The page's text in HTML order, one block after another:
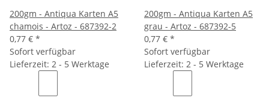
200gm - Antiqua Karten A5
chamois - Artoz - 687392-2
0,77 € *
Sofort verfügbar
Lieferzeit: 2 - 5 Werktage
200gm - Antiqua Karten A5
grau - Artoz - 687392-5
0,77 € *
Sofort verfügbar
Lieferzeit: 2 - 5 Werktage